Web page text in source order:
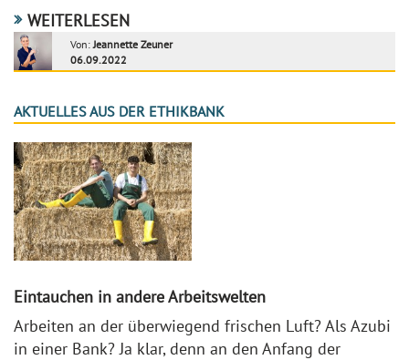
WEITERLESEN
Von:Jeannette Zeuner
06.09.2022
AKTUELLES AUS DER ETHIKBANK
Eintauchen in andere Arbeitswelten
Arbeiten an der überwiegend frischen Luft? Als Azubi
in einer Bank? Ja klar, denn an den Anfang der